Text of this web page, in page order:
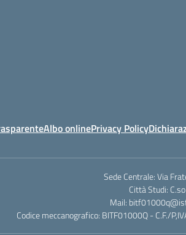
Albo onlinePrivacy Policy
Sede Centrale: Via
Città Studi:
Mail:
Codice meccanografico: BITF01000Q - C.F./